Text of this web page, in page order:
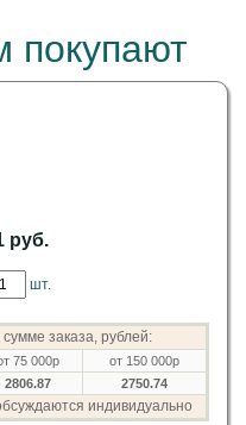
покупают
руб.
шт.
заказа, рублей:
75 000р
от 150 000р
2806.87 2750.74
индивидуально